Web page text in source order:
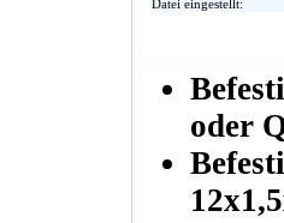
Datei eingestellt:
oder